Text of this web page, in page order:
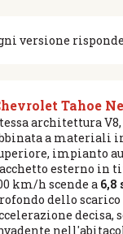
versione
Tahoe
architettura
a materiali
impianto
esterno in
km/h scende a 6,8
dello
decisa,